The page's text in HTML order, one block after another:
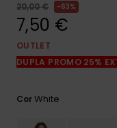
20,00 €
63%
7,50 €
OUTLET
DUPLA PROMO 25%
CorWhite